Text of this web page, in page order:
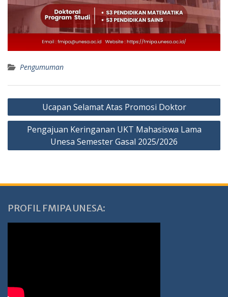
Pengumuman
Navigasi
pos
Ucapan Selamat Atas Promosi Doktor
Pengajuan Keringanan UKT Mahasiswa Lama
Unesa Semester Gasal 2025/2026
PROFIL FMIPA UNESA: